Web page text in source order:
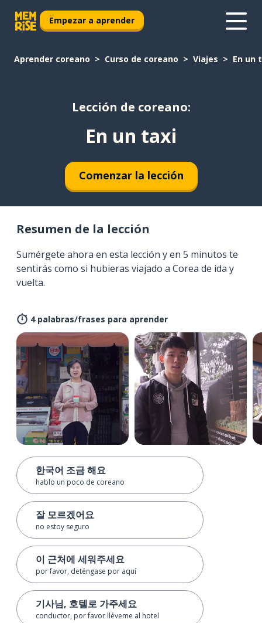
Empezar a aprender
Aprender coreano Curso de coreano Viajes En un
Lección de coreano:
En un taxi
Comenzar la lección
Resumen de la lección
Sumérgete ahora en esta lección y en 5 minutos te
sentirás como si hubieras viajado a Corea de ida y
vuelta.
4 palabras/frases para aprender
한국어 조금 해요
hablo un poco de coreano
잘 모르겠어요
no estoy seguro
이 근처에 세워주세요
por favor, deténgase por aquí
기사님, 호텔로 가주세요
conductor, por favor lléveme al hotel